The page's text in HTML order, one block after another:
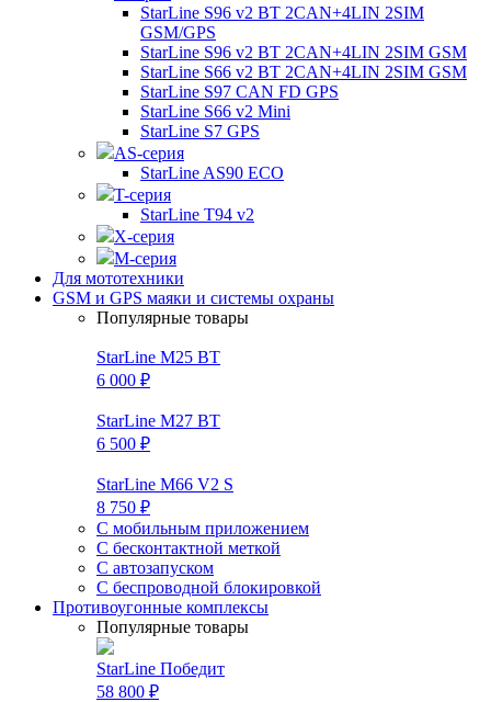
StarLine S96 v2 BT 2CAN+4LIN 2SIM
GSM/GPS
StarLine S96 v2 BT 2CAN+4LIN 2SIM GSM
StarLine S66 v2 BT 2CAN+4LIN 2SIM GSM
StarLine S97 CAN FD GPS
StarLine S66 v2 Mini
StarLine S7 GPS
AS-серия
StarLine AS90 ECO
T-серия
StarLine T94 v2
X-серия
M-серия
Для мототехники
GSM и GPS маяки и системы охраны
Популярные товары
StarLine M25 BT
6 000 ₽
StarLine M27 BT
6 500 ₽
StarLine M66 V2 S
8 750 ₽
С мобильным приложением
С бесконтактной меткой
С автозапуском
С беспроводной блокировкой
Противоугонные комплексы
Популярные товары
StarLine Победит
58 800 ₽